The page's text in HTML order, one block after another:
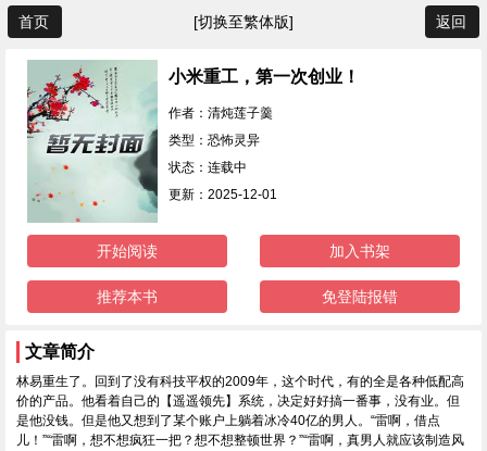
首页 [切换至繁体版] 返回
小米重工，第一次创业！
作者：清炖莲子羹
类型：恐怖灵异
状态：连载中
更新：2025-12-01
开始阅读 加入书架
推荐本书 免登陆报错
文章简介
林易重生了。回到了没有科技平权的2009年，这个时代，有的全是各种低配高
价的产品。他看着自己的【遥遥领先】系统，决定好好搞一番事，没有业。但
是他没钱。但是他又想到了某个账户上躺着冰冷40亿的男人。“雷啊，借点
儿！”“雷啊，想不想疯狂一把？想不想整顿世界？”“雷啊，真男人就应该制造风